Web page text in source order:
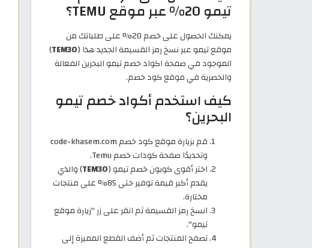
تيمو 20% عبر موقع TEMU؟
يمكنك الحصول على خصم 20% على طلباتك من
موقع تيمو عبر نسخ رمز القسيمة الجديد هذا (TEM30
)
الموجود في صفحة اكواد خصم تيمو البحرين الفعالة
والحصرية في موقع كود خصم.
كيف استخدم أكواد خصم تيمو
البحرين؟
قم بزيارة موقع كود خصم code-khasem.com
وتحديدًا صفحة كودات خصم Temu.
اختر أقوى كوبون خصم تيمو (TEM30) والذي
يقدم أكبر قيمة توفير حتى 85% على منتجات
مختارة.
انسخ رمز القسيمة ثم انقر على زر "زيارة موقع
تيمو".
تصفح المنتجات ثم أضف القطع المميزة إلى